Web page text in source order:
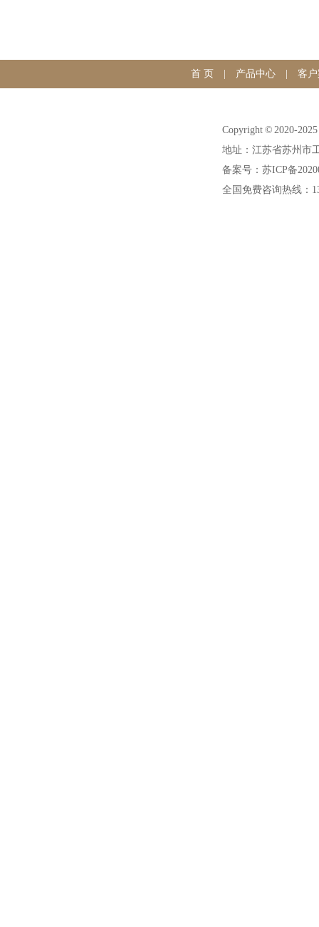
首 页 产品中心| 客
Copyright © 2020-
地址：江苏省苏州市
备案号：苏ICP备
全国免费咨询热线：